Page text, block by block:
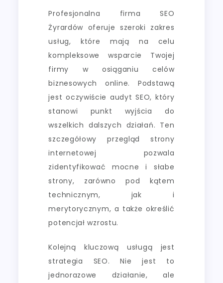
Profesjonalna firma SEO
Żyrardów oferuje szeroki zakres
usług, które mają na celu
kompleksowe wsparcie Twojej
firmy w osiąganiu celów
biznesowych online. Podstawą
jest oczywiście audyt SEO, który
stanowi punkt wyjścia do
wszelkich dalszych działań. Ten
szczegółowy przegląd strony
internetowej pozwala
zidentyfikować mocne i słabe
strony, zarówno pod kątem
technicznym, jak i
merytorycznym, a także określić
potencjał wzrostu.
Kolejną kluczową usługą jest
strategia SEO. Nie jest to
jednorazowe działanie, ale